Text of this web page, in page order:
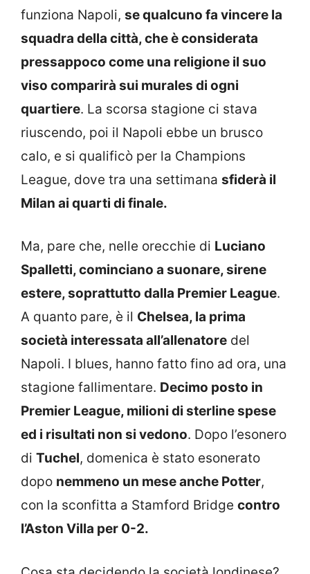
funziona Napoli, se qualcuno fa vincere la
squadra della città, che è considerata
pressappoco come una religione il suo
viso comparirà sui murales di ogni
quartiere. La scorsa stagione ci stava
riuscendo, poi il Napoli ebbe un brusco
calo, e si qualificò per la Champions
League, dove tra una settimana sfiderà il
Milan ai quarti di finale.
Ma, pare che, nelle orecchie di Luciano
Spalletti, cominciano a suonare, sirene
estere, soprattutto dalla Premier League.
A quanto pare, è il Chelsea, la prima
società interessata all’allenatore del
Napoli. I blues, hanno fatto fino ad ora, una
stagione fallimentare. Decimo posto in
Premier League, milioni di sterline spese
ed i risultati non si vedono. Dopo l’esonero
di Tuchel, domenica è stato esonerato
dopo nemmeno un mese anche Potter,
con la sconfitta a Stamford Bridge contro
l’Aston Villa per 0-2.